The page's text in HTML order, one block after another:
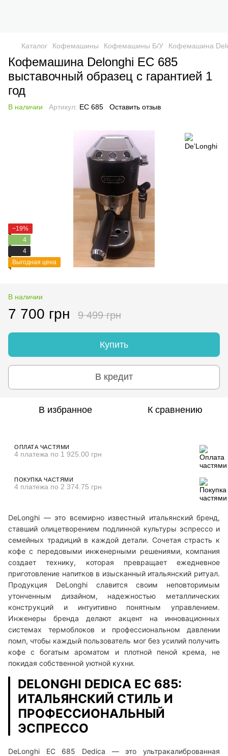
Каталог Кофемашины Кофемашины Б/У Кофемашина
Кофемашина Delonghi EC 685
выставочный образец с гарантией 1
год
В наличии Артикул: EC 685 Оставить отзыв
−19%
4
4
Выгодная цена
В наличии
7 700 грн 9 499 грн
Купить
В кредит
В избранное К сравнению
ОПЛАТА ЧАСТЯМИ
4 платежа по 1 925.00 грн
ПОКУПКА ЧАСТЯМИ
4 платежа по 2 374.75 грн
DeLonghi — это всемирно известный итальянский бренд,
ставший олицетворением подлинной культуры эспрессо и
семейных традиций в каждой детали. Сочетая страсть к
кофе с передовыми инженерными решениями, компания
создает технику, которая превращает ежедневное
приготовление напитков в изысканный итальянский ритуал.
Продукция DeLonghi славится своим неповторимым
утонченным дизайном, надежностью металлических
конструкций и интуитивно понятным управлением.
Инженеры бренда делают акцент на инновационных
системах термоблоков и профессиональном давлении
помп, чтобы каждый пользователь мог без усилий получить
кофе с богатым ароматом и плотной пеной крема, не
покидая собственной уютной кухни.
DELONGHI DEDICA EC 685:
ИТАЛЬЯНСКИЙ СТИЛЬ И
ПРОФЕССИОНАЛЬНЫЙ
ЭСПРЕССО
DeLonghi EC 685 Dedica — это ультракалиброванная